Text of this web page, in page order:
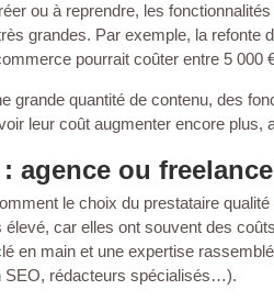
ou à reprendre, les
grandes. Par exemple, la refonte
pourrait coûter entre 5 000
grande quantité de contenu, des
leur coût augmenter encore plus,
agence ou
le choix du prestataire
car elles ont souvent des
en main et une expertise
SEO, rédacteurs spécialisés…).